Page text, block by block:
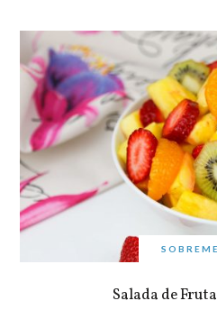
Salada de